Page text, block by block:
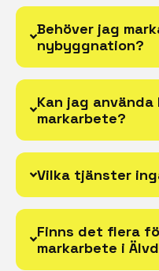
Behöver jag
nybyggnation?
Kan jag använda
markarbete?
Vilka tjänster
Finns det flera
markarbete i